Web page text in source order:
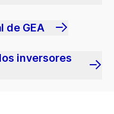
de GEA
inversores